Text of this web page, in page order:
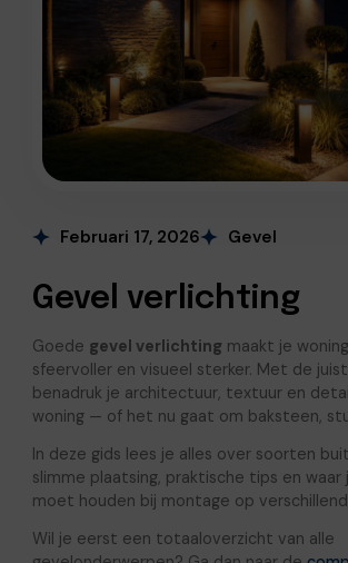
Februari 17, 2026 Gevel
Gevel verlichting
Goede gevel verlichting maakt je
sfeervoller en visueel sterker. Met de
benadruk je architectuur, textuur en
woning — of het nu gaat om baksteen,
In deze gids lees je alles over soorten
slimme plaatsing, praktische tips en waar
moet houden bij montage op
Wil je eerst een totaaloverzicht van alle